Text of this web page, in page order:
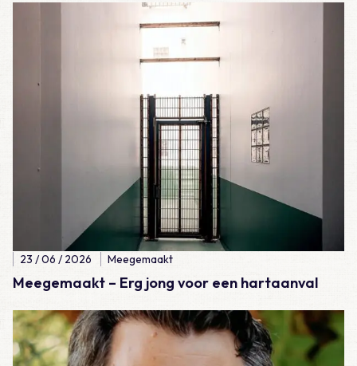
Meegemaakt – Erg jong voor een hartaanval
23 / 06 / 2026 Meegemaakt
Lees meer over Meegemaakt – Erg jong voor een hartaanval
Lees meer over Meegemaakt – Hockeydokter